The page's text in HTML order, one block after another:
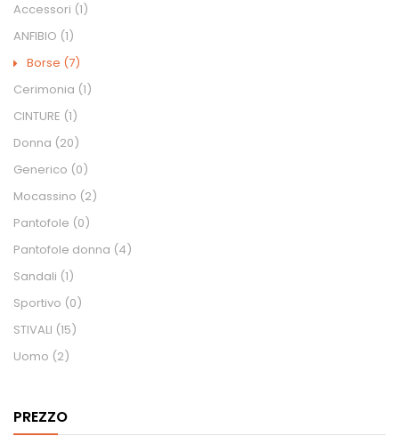
Accessori (1)
ANFIBIO (1)
Borse (7)
Cerimonia (1)
CINTURE (1)
Donna (20)
Generico (0)
Mocassino (2)
Pantofole (0)
Pantofole donna (4)
Sandali (1)
Sportivo (0)
STIVALI (15)
Uomo (2)
PREZZO